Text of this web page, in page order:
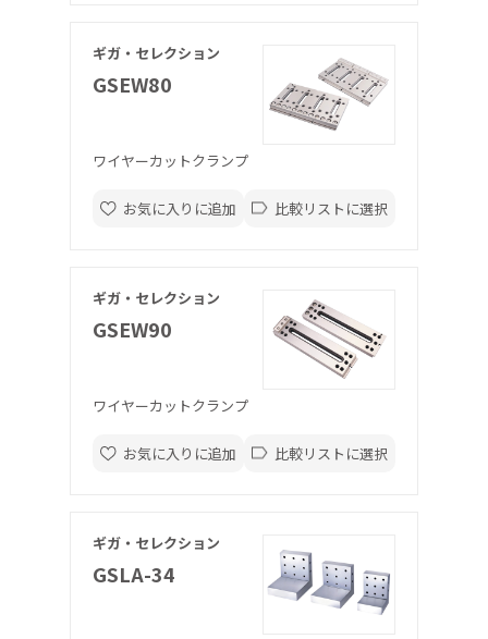
ギガ・セレクション
GSEW80
ワイヤーカットクランプ
お気に入りに追加 比較リストに選択
ギガ・セレクション
GSEW90
ワイヤーカットクランプ
お気に入りに追加 比較リストに選択
ギガ・セレクション
GSLA-34